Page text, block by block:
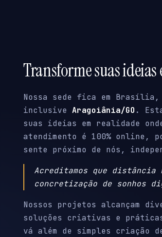
Transforme suas
Nossa sede fica em Brasília,
inclusive Aragoiânia/GO .
suas ideias em realidade
atendimento é 100% online,
sente próximo de nós,
Acreditamos que distância
concretização de sonhos
Nossos projetos alcançam
soluções criativas e
vá além de simples criação